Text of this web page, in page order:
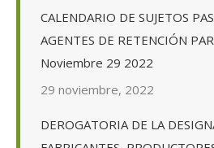
CALENDARIO DE SUJETOS
AGENTES DE RETENCIÓN
Noviembre 29 2022
29 noviembre, 2022
DEROGATORIA DE LA